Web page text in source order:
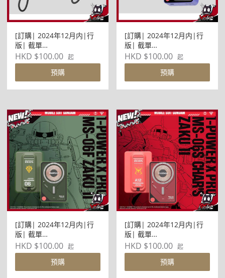
[訂購| 2024年12月内|行
版| 截單
2024/12/24]MOMAX x
BANDAI - 1-Power X
10000mAh 內置USB-C線
移動電源 (FREEDOM)
HKD $100.00 起
預購
[訂購| 2024年12月内|行
版| 截單
2024/12/24]MOMAX x
BANDAI - 1-Power X Pro
10000mAh 磁吸無線充 帶
線行動電源連支架(大魔-紫)
HKD $100.00 起
預購
[訂購| 2024年12月内|行
版| 截單
2024/12/24]MOMAX x
BANDAI - 1-Power X Pro
5000mAh 磁吸無線 充帶線
行動電源連支架(渣古-綠)
HKD $100.00 起
預購
[訂購| 2024年12月内|行
版| 截單
2024/12/24]MOMAX x
BANDAI - 1-Power X Pro
5000mAh 磁吸無線 充帶線
行動電源連支架(渣古-紅)
HKD $100.00 起
預購